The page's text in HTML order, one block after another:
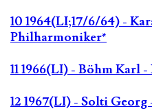
10 1964(LI;17/6/64) -
Philharmoniker*
11 1966(LI) - Böhm Karl
12 1967(LI) - Solti